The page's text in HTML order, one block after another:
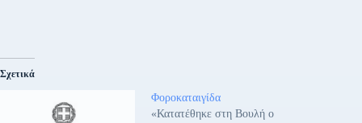
Σχετικά
Φοροκαταιγίδα
«Κατατέθηκε στη Βουλή ο